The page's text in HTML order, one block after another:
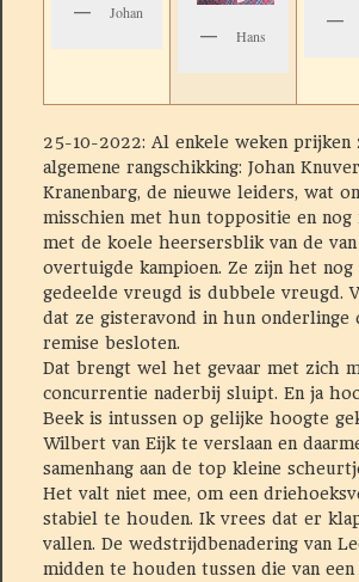
Johan
Hans
25-10-2022: Al enkele weken prijken
algemene rangschikking: Johan
Kranenbarg, de nieuwe leiders, wat
misschien met hun toppositie en nog
met de koele heersersblik van de
overtuigde kampioen. Ze zijn het nog
gedeelde vreugd is dubbele vreugd.
dat ze gisteravond in hun onderlinge
remise besloten.
Dat brengt wel het gevaar met zich
concurrentie naderbij sluipt. En ja
Beek is intussen op gelijke hoogte
Wilbert van Eijk te verslaan en
samenhang aan de top kleine
Het valt niet mee, om een
stabiel te houden. Ik vrees dat er
vallen. De wedstrijdbenadering van
midden te houden tussen die van een